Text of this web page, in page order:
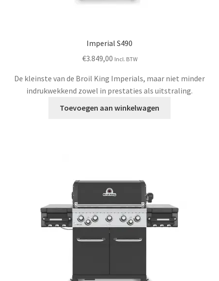
Imperial S490
€3.849,00 Incl. BTW
De kleinste van de Broil King Imperials, maar niet minder
indrukwekkend zowel in prestaties als uitstraling.
Toevoegen aan winkelwagen